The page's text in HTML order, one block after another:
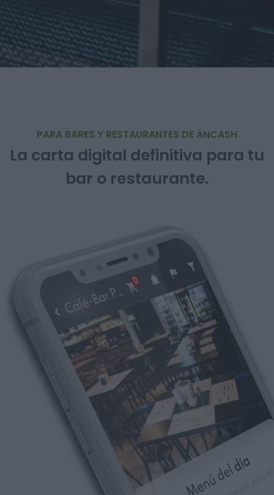
PARA BARES Y RESTAURANTES DE ÁNCASH
La carta digital definitiva para tu
bar o restaurante.